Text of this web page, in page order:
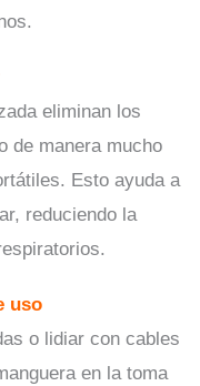
eliminan los
de manera mucho
Esto ayuda a
reduciendo la
uso
o lidiar con cables
en la toma